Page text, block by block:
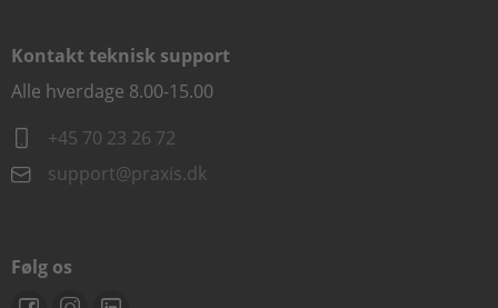
Kontakt teknisk support
Alle hverdage 8.00-15.00
+45 70 23 26 72
support@praxis.dk
Følg os